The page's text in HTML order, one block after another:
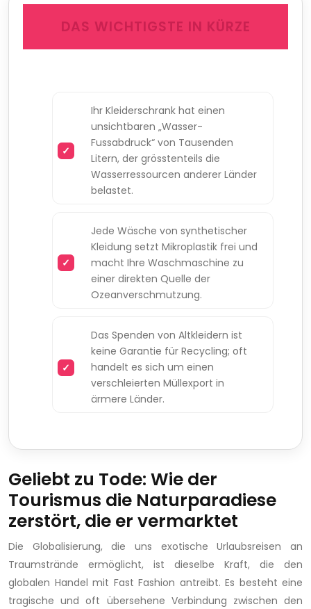
DAS WICHTIGSTE IN KÜRZE
Ihr Kleiderschrank hat einen
unsichtbaren „Wasser-
Fussabdruck“ von Tausenden
Litern, der grösstenteils die
Wasserressourcen anderer Länder
belastet.
Jede Wäsche von synthetischer
Kleidung setzt Mikroplastik frei und
macht Ihre Waschmaschine zu
einer direkten Quelle der
Ozeanverschmutzung.
Das Spenden von Altkleidern ist
keine Garantie für Recycling; oft
handelt es sich um einen
verschleierten Müllexport in
ärmere Länder.
Geliebt zu Tode: Wie der
Tourismus die Naturparadiese
zerstört, die er vermarktet
Die Globalisierung, die uns exotische Urlaubsreisen an
Traumstrände ermöglicht, ist dieselbe Kraft, die den
globalen Handel mit Fast Fashion antreibt. Es besteht eine
tragische und oft übersehene Verbindung zwischen den